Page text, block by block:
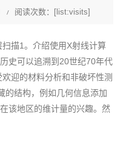
阅读次数：[list:visits]
描1。介绍使用X射线计算
史可以追溯到20世纪70年代
迎的材料分析和非破坏性测
的结构，例如几何信息添加
该地区的维计量的兴趣。然